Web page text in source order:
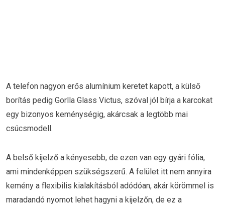
A telefon nagyon erős alumínium keretet kapott, a külső
borítás pedig Gorlla Glass Victus, szóval jól bírja a karcokat
egy bizonyos keménységig, akárcsak a legtöbb mai
csúcsmodell.
A belső kijelző a kényesebb, de ezen van egy gyári fólia,
ami mindenképpen szükségszerű. A felület itt nem annyira
kemény a flexibilis kialakításból adódóan, akár körömmel is
maradandó nyomot lehet hagyni a kijelzőn, de ez a